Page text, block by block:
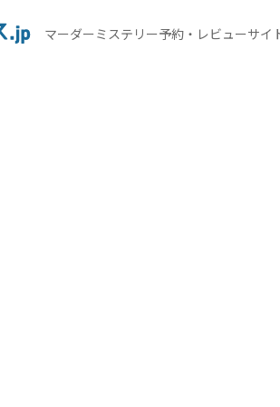
マーダーミステリー予約・レビューサイ